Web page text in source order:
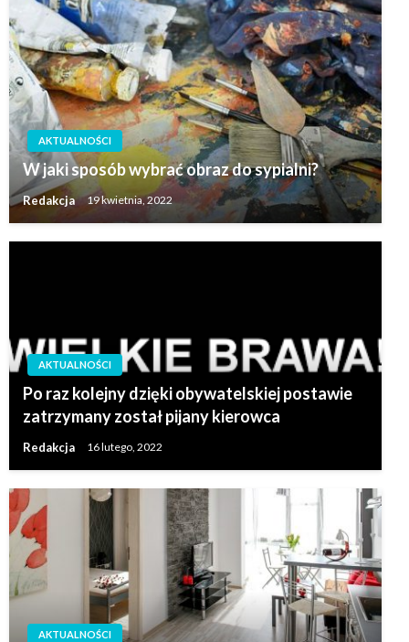
AKTUALNOŚCI
W jaki sposób wybrać obraz do sypialni?
Redakcja 19 kwietnia, 2022
AKTUALNOŚCI
Po raz kolejny dzięki obywatelskiej postawie
zatrzymany został pijany kierowca
Redakcja 16 lutego, 2022
AKTUALNOŚCI